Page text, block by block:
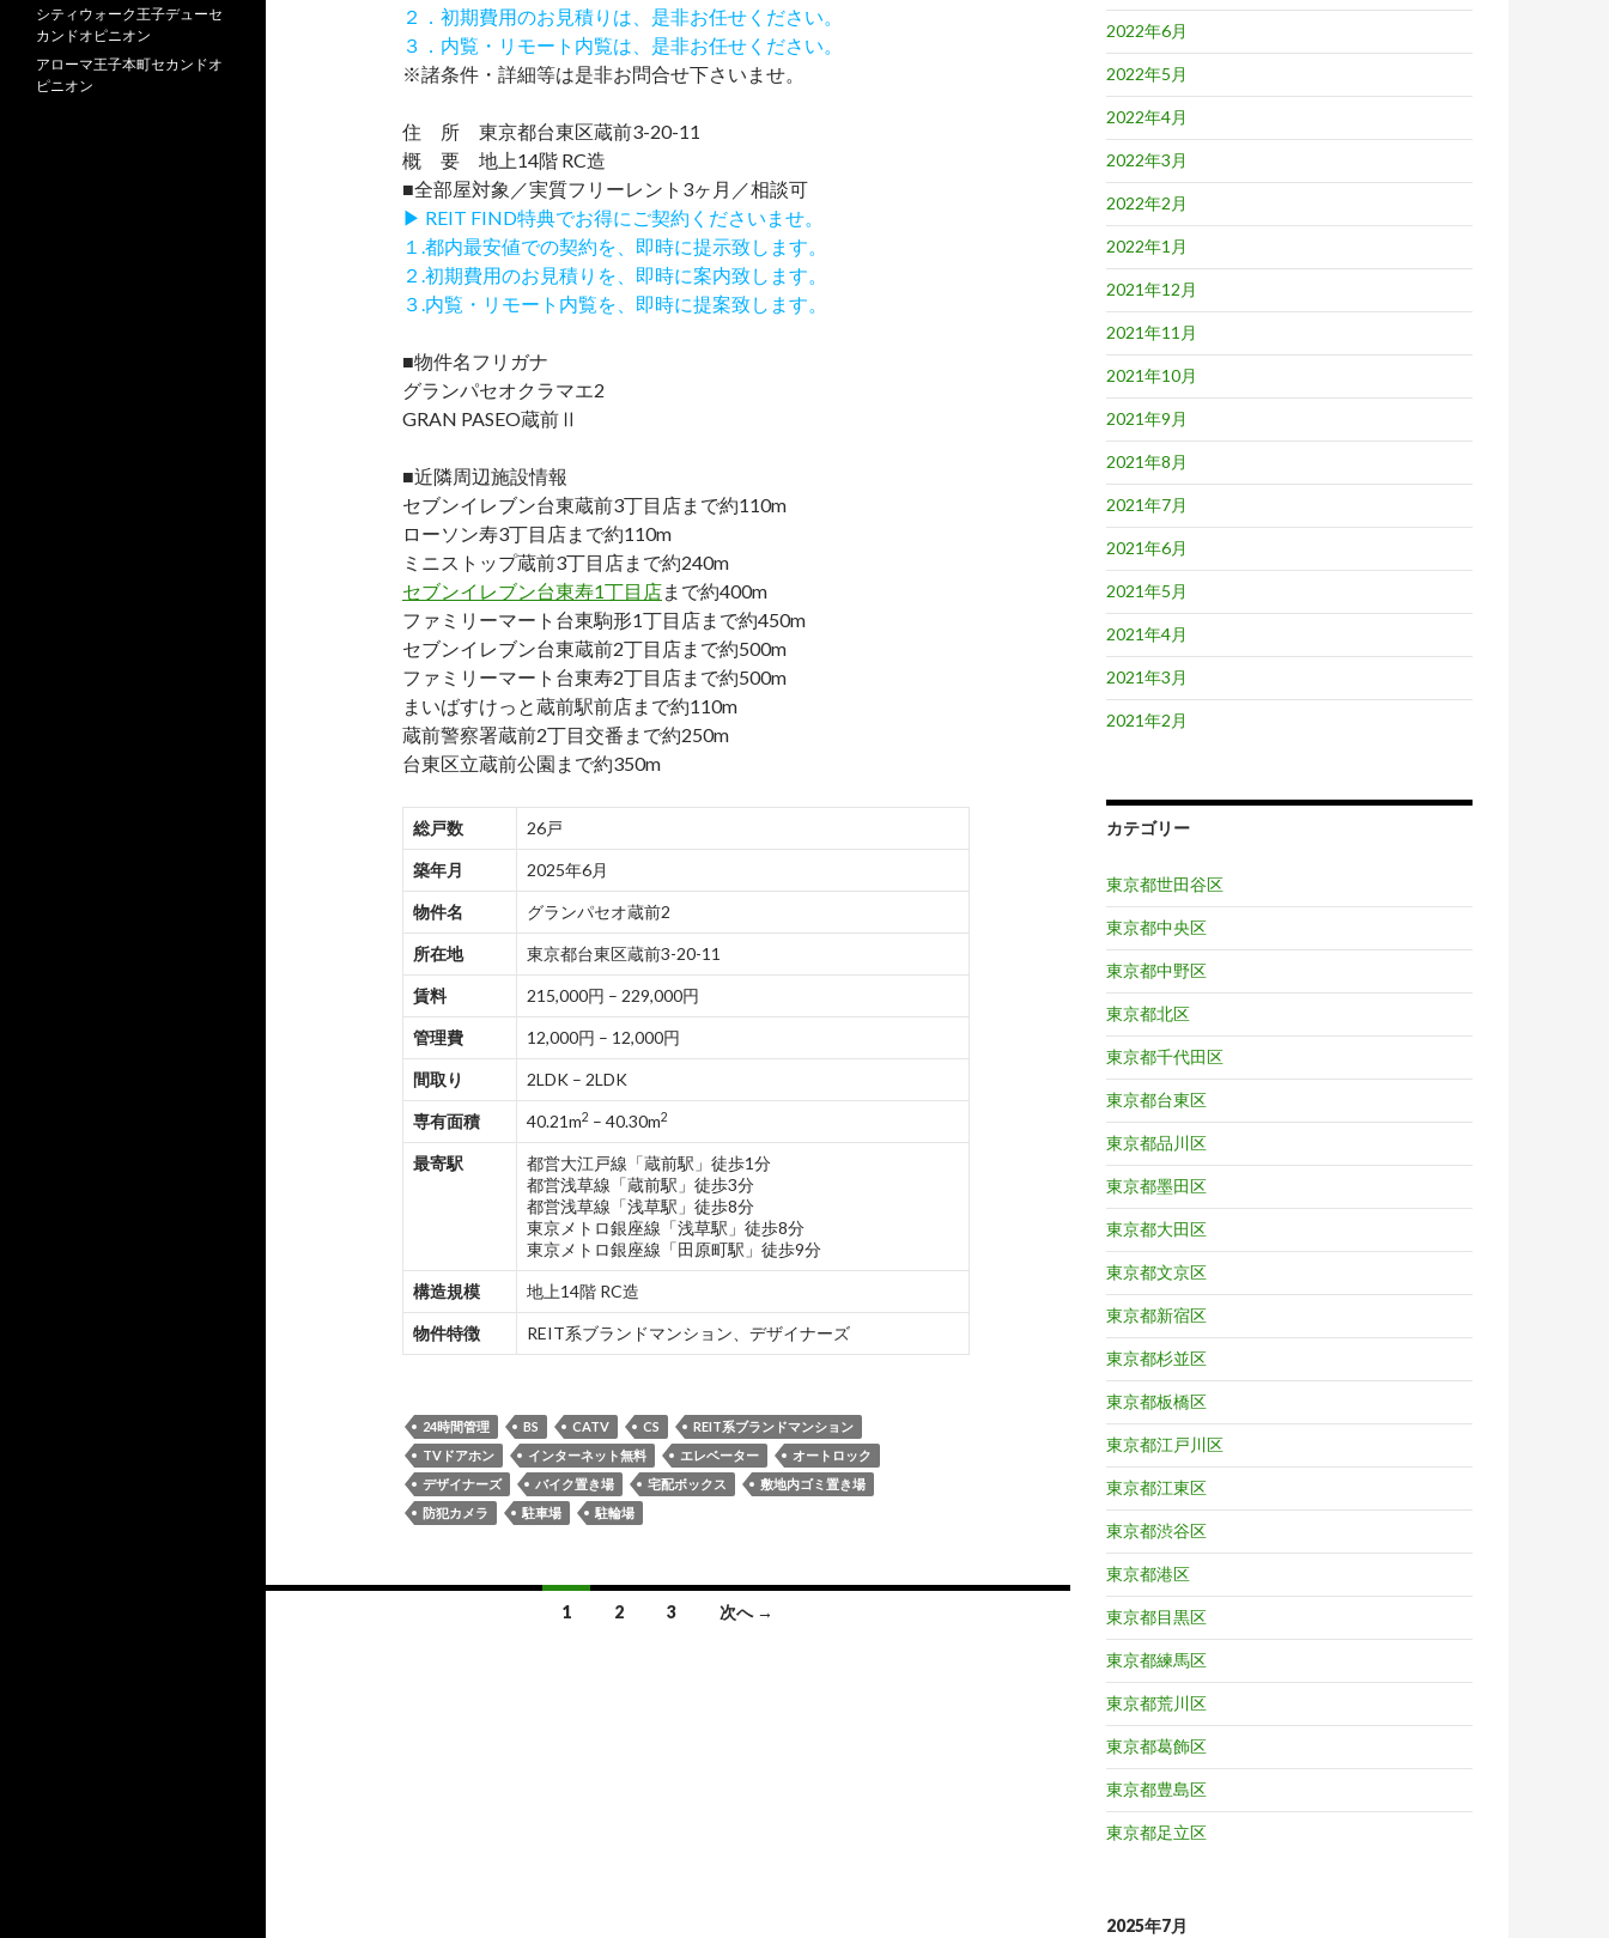
２．初期費用のお見積りは、是非お任せください。
３．内覧・リモート内覧は、是非お任せください。
※諸条件・詳細等は是非お問合せ下さいませ。
住 所 東京都台東区蔵前3-20-11
概 要 地上14階 RC造
■全部屋対象／実質フリーレント3ヶ月／相談可
▶ REIT FIND特典でお得にご契約くださいませ。
１.都内最安値での契約を、即時に提示致します。
２.初期費用のお見積りを、即時に案内致します。
３.内覧・リモート内覧を、即時に提案致します。
■物件名フリガナ
グランパセオクラマエ2
GRAN PASEO蔵前Ⅱ
■近隣周辺施設情報
セブンイレブン台東蔵前3丁目店まで約110m
ローソン寿3丁目店まで約110m
ミニストップ蔵前3丁目店まで約240m
セブンイレブン台東寿1丁目店まで約400m
ファミリーマート台東駒形1丁目店まで約450m
セブンイレブン台東蔵前2丁目店まで約500m
ファミリーマート台東寿2丁目店まで約500m
まいばすけっと蔵前駅前店まで約110m
蔵前警察署蔵前2丁目交番まで約250m
台東区立蔵前公園まで約350m
総戸数 26戸
築年月 2025年6月
物件名 グランパセオ蔵前2
所在地 東京都台東区蔵前3-20-11
賃料 215,000円 – 229,000円
管理費 12,000円 – 12,000円
間取り 2LDK – 2LDK
専有面積 40.21m2 – 40.30m2
最寄駅
都営大江戸線「蔵前駅」徒歩1分
都営浅草線「蔵前駅」徒歩3分
都営浅草線「浅草駅」徒歩8分
東京メトロ銀座線「浅草駅」徒歩8分
東京メトロ銀座線「田原町駅」徒歩9分
構造規模 地上14階 RC造
物件特徴 REIT系ブランドマンション、デザイナーズ
24時間管理 BS CATV CS
REIT系ブランドマンション
TVドアホン
インターネット無料 エレベーター
オートロック
デザイナーズ
バイク置き場 宅配ボックス
敷地内ゴミ置き場
防犯カメラ
駐車場 駐輪場
1 2 3 次へ →
2022年6月
2022年5月
2022年4月
2022年3月
2022年2月
2022年1月
2021年12月
2021年11月
2021年10月
2021年9月
2021年8月
2021年7月
2021年6月
2021年5月
2021年4月
2021年3月
2021年2月
カテゴリー
東京都世田谷区
東京都中央区
東京都中野区
東京都北区
東京都千代田区
東京都台東区
東京都品川区
東京都墨田区
東京都大田区
東京都文京区
東京都新宿区
東京都杉並区
東京都板橋区
東京都江戸川区
東京都江東区
東京都渋谷区
東京都港区
東京都目黒区
東京都練馬区
東京都荒川区
東京都葛飾区
東京都豊島区
東京都足立区
2025年7月
シティウォーク王子デューセ
カンドオピニオン
アローマ王子本町セカンドオ
ピニオン